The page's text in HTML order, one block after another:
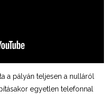
a pályán teljesen a nulláról
egyetlen telefonnal